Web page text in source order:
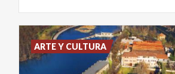
ARTE Y CULTURA